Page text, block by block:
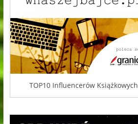
TOP10 Influencerów Książkowych